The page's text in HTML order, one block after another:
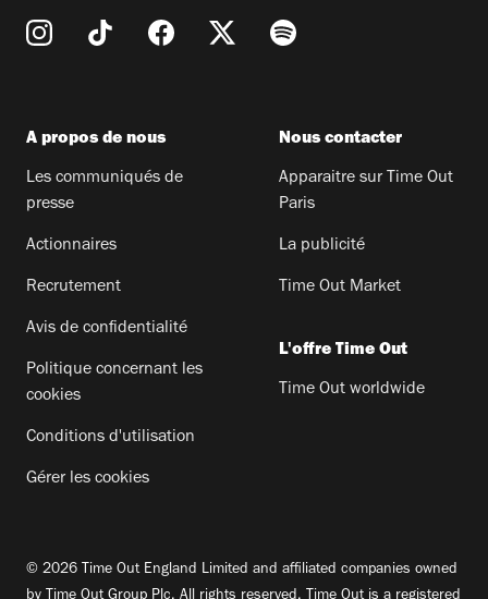
A propos de nous
Les communiqués de
presse
Actionnaires
Recrutement
Avis de confidentialité
Politique concernant les
cookies
Conditions d'utilisation
Gérer les cookies
Nous contacter
Apparaitre sur Time Out
Paris
La publicité
Time Out Market
L'offre Time Out
Time Out worldwide
© 2026 Time Out England Limited and affiliated companies owned